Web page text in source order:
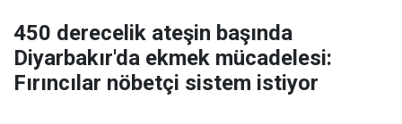
450 derecelik ateşin başında
Diyarbakır'da ekmek mücadelesi:
Fırıncılar nöbetçi sistem istiyor